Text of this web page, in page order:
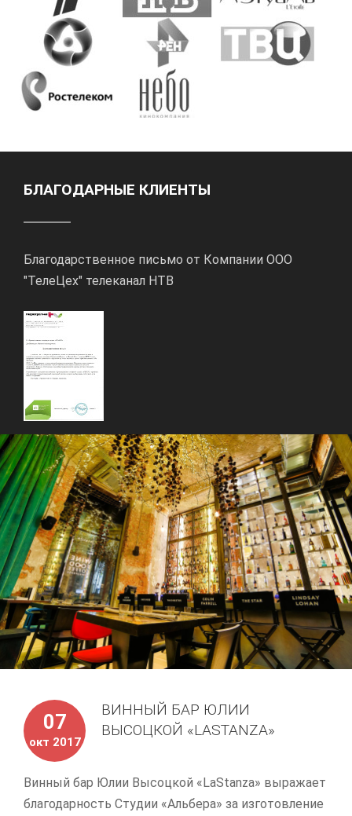
БЛАГОДАРНЫЕ КЛИЕНТЫ
Благодарственное письмо от Компании ООО
"ТелеЦех" телеканал НТВ
07
окт 2017
ВИННЫЙ БАР ЮЛИИ
ВЫСОЦКОЙ «LASTANZA»
Винный бар Юлии Высоцкой «LaStanza» выражает
благодарность Студии «Альбера» за изготовление